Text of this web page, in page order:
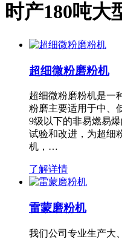
时产180吨大
超细微粉磨粉机
超细微粉磨粉机是一
粉磨主要适用于中、
9级以下的非易燃易
试验和改进，为超细
机，…
了解详情
雷蒙磨粉机
我们公司专业生产大